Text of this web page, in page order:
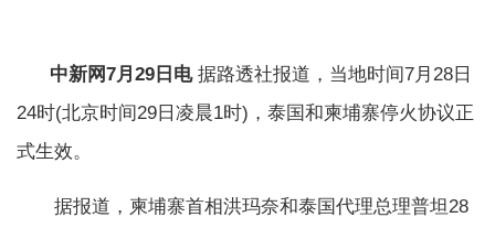
中新网7月29日电据路透社报道，当地时间7月28日
24时(北京时间29日凌晨1时)，泰国和柬埔寨停火协议正
式生效。
据报道，柬埔寨首相洪玛奈和泰国代理总理普坦28